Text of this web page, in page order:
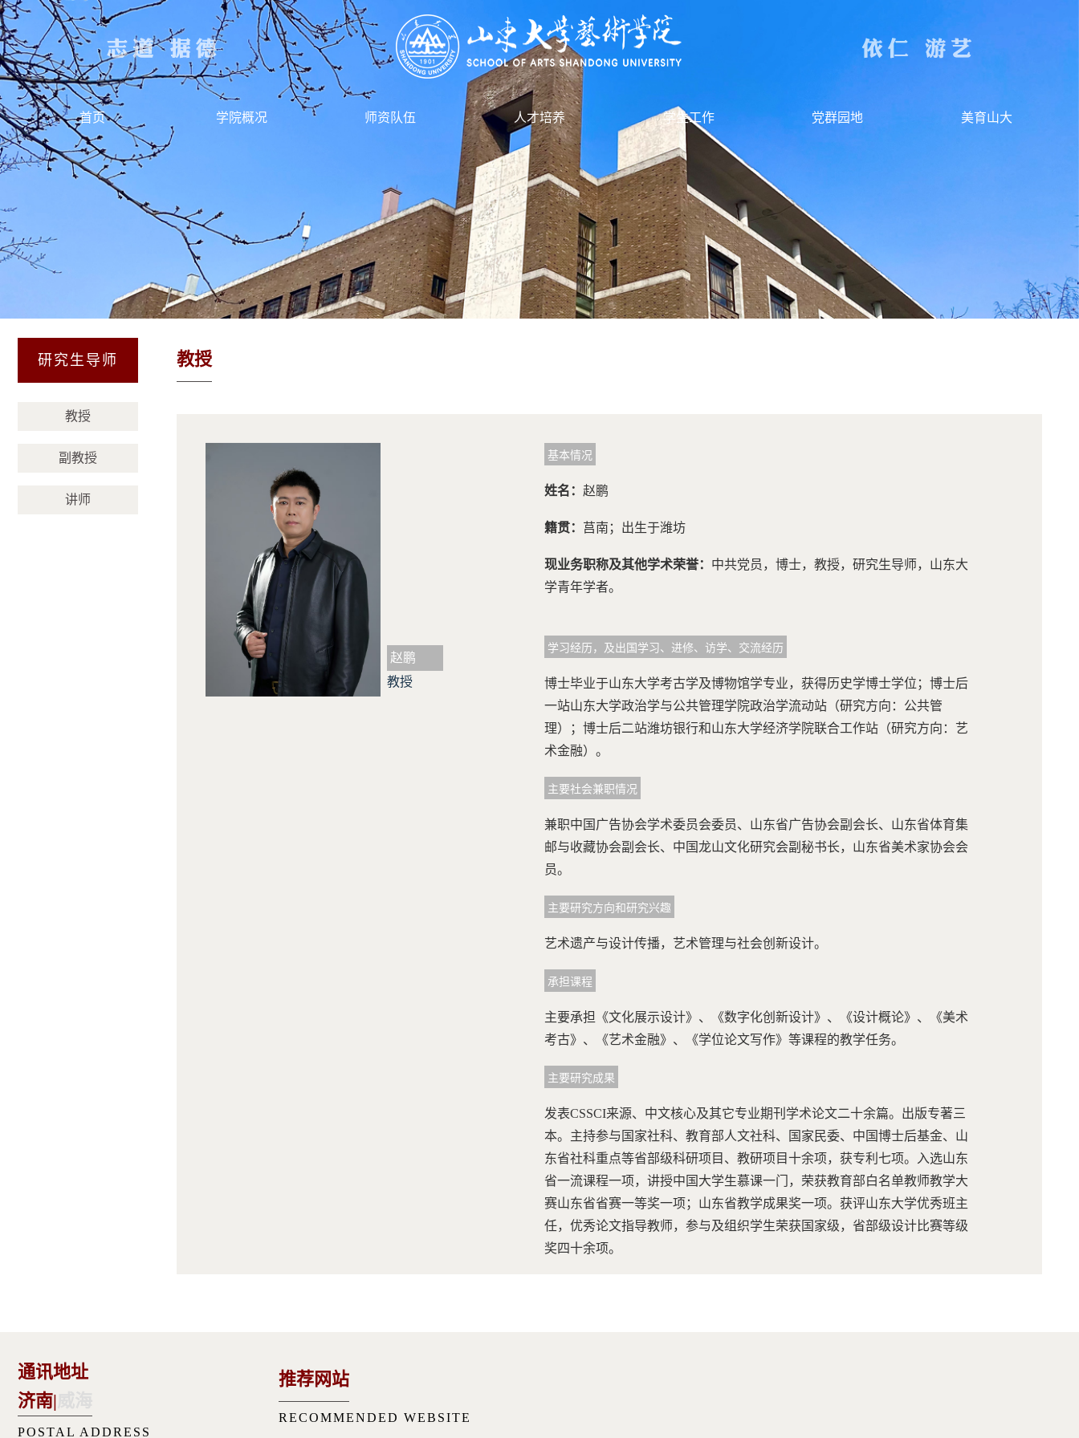
首页 学院概况 师资队伍 人才培养 学生工作 党群园地 美育山大
研究生导师
教授
副教授
讲师
教授
赵鹏
教授
基本情况
姓名： 赵鹏
籍贯： 莒南；出生于潍坊
现业务职称及其他学术荣誉： 中共党员，博士，教授，研究生导师，山东大
学青年学者。
学习经历，及出国学习、进修、访学、交流经历
博士毕业于山东大学考古学及博物馆学专业，获得历史学博士学位；博士后
一站山东大学政治学与公共管理学院政治学流动站（研究方向：公共管
理）；博士后二站潍坊银行和山东大学经济学院联合工作站（研究方向：艺
术金融）。
主要社会兼职情况
兼职中国广告协会学术委员会委员、山东省广告协会副会长、山东省体育集
邮与收藏协会副会长、中国龙山文化研究会副秘书长，山东省美术家协会会
员。
主要研究方向和研究兴趣
艺术遗产与设计传播，艺术管理与社会创新设计。
承担课程
主要承担《文化展示设计》、《数字化创新设计》、《设计概论》、《美术
考古》、《艺术金融》、《学位论文写作》等课程的教学任务。
主要研究成果
发表CSSCI来源、中文核心及其它专业期刊学术论文二十余篇。出版专著三
本。主持参与国家社科、教育部人文社科、国家民委、中国博士后基金、山
东省社科重点等省部级科研项目、教研项目十余项，获专利七项。入选山东
省一流课程一项，讲授中国大学生慕课一门，荣获教育部白名单教师教学大
赛山东省省赛一等奖一项；山东省教学成果奖一项。获评山东大学优秀班主
任，优秀论文指导教师，参与及组织学生荣获国家级，省部级设计比赛等级
奖四十余项。
通讯地址
济南|
POSTAL ADDRESS
推荐网站
RECOMMENDED WEBSITE